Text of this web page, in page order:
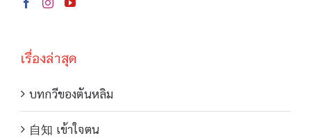
เรื่องล่าสุด
บทกวีของตันหลิม
自知 เข้าใจตน